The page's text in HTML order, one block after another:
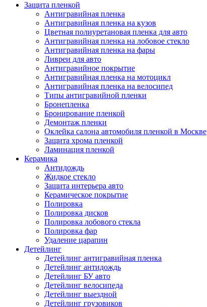
Защита пленкой
Антигравийная пленка
Антигравийная пленка на кузов
Цветная полиуретановая пленка для авто
Антигравийная пленка на лобовое стекло
Антигравийная пленка на фары
Ливреи для авто
Антигравийное покрытие
Антигравийная пленка на мотоцикл
Антигравийная пленка на велосипед
Типы антигравийной пленки
Бронепленка
Бронирование пленкой
Демонтаж пленки
Оклейка салона автомобиля пленкой в Москве
Защита хрома пленкой
Ламинация пленкой
Керамика
Антидождь
Жидкое стекло
Защита интерьера авто
Керамическое покрытие
Полировка
Полировка дисков
Полировка лобового стекла
Полировка фар
Удаление царапин
Детейлинг
Детейлинг антигравийная пленка
Детейлинг антидождь
Детейлинг БУ авто
Детейлинг велосипеда
Детейлинг выездной
Детейлинг грузовиков